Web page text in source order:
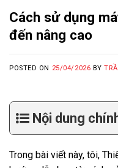
Cách sử dụng
đến nâng cao
POSTED ON 25/04/2026 BY
Nội dung
Trong bài viết này, tôi,